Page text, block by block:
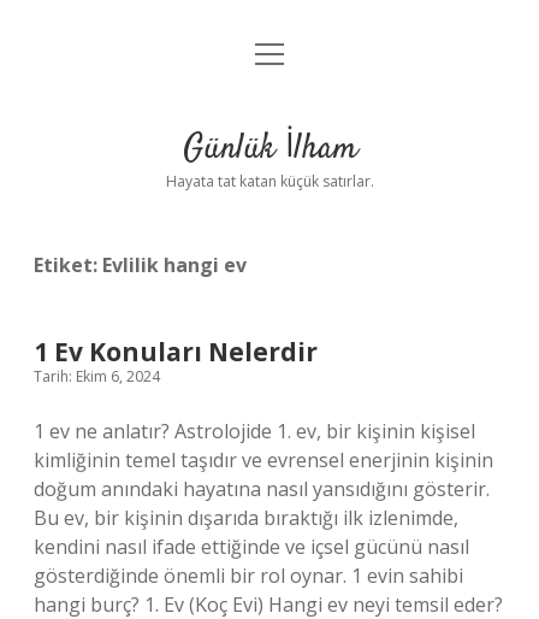
Anasayfa
Yasal Uyarı
menüyü
Günlük İlham
Hayata tat katan küçük satırlar.
Etiket: Evlilik hangi ev
1 Ev Konuları Nelerdir
Tarih: Ekim 6, 2024
1 ev ne anlatır? Astrolojide 1. ev, bir kişinin kişisel
kimliğinin temel taşıdır ve evrensel enerjinin kişinin
doğum anındaki hayatına nasıl yansıdığını gösterir.
Bu ev, bir kişinin dışarıda bıraktığı ilk izlenimde,
kendini nasıl ifade ettiğinde ve içsel gücünü nasıl
gösterdiğinde önemli bir rol oynar. 1 evin sahibi
hangi burç? 1. Ev (Koç Evi) Hangi ev neyi temsil eder?